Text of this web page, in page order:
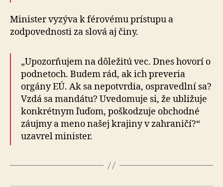
Minister vyzýva k férovému prístupu a
zodpovednosti za slová aj činy.
„Upozorňujem na dôležitú vec. Dnes hovorí o
pod­ne­toch. Budem rád, ak ich preveria
orgány EÚ. Ak sa nepotvrdia, ospravedlní sa?
Vzdá sa mandátu? Uvedomuje si, že ubližuje
konkrétnym ľuďom, poškodzuje obchodné
záujmy a meno našej krajiny v zahraničí?“
uzavrel minister.